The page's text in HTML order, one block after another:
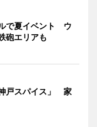
で夏イベント ウ
砲エリアも
戸スパイス」 家